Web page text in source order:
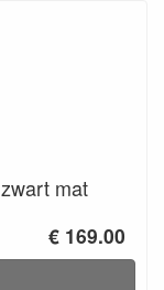
mat
€ 169.00